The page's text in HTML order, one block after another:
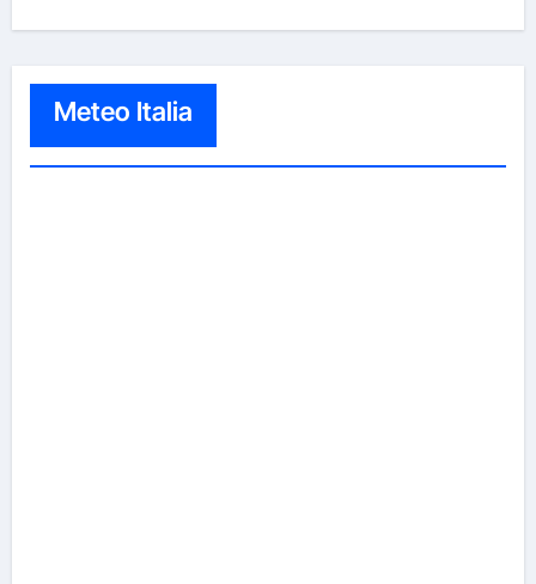
Meteo Italia